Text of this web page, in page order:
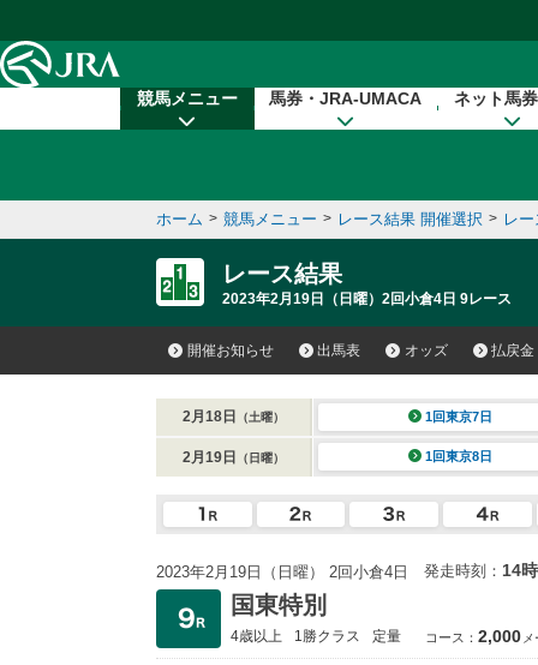
競馬メニュー 馬券・JRA-UMACA ネット馬
ホーム > 競馬メニュー > レース結果 開催選択 > レ
レース結果
2023年2月19日（日曜）2回小倉4日 9レース
開催お知らせ 出馬表 オッズ 払戻金
2月18日 （土曜） 1回東京7日
2月19日 （日曜） 1回東京8日
2023年2月19日（日曜） 2回小倉4日 発走時刻： 14
国東特別
4歳以上 1勝クラス 定量 コース： 2,000